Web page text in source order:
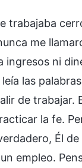
trabajaba
me
ni
las
de trabajar.
la fe.
Él
empleo.